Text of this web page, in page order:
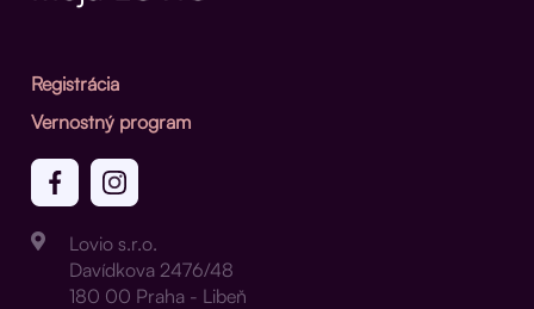
Registrácia
Vernostný program
Lovio s.r.o.
Davídkova 2476/48
180 00 Praha - Libeň